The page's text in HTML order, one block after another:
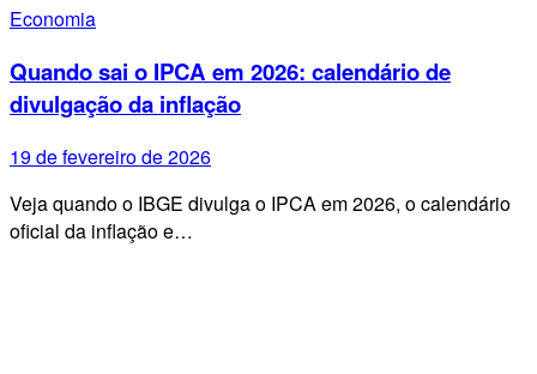
Economia
Quando sai o IPCA em 2026: calendário de
divulgação da inflação
19 de fevereiro de 2026
Veja quando o IBGE divulga o IPCA em 2026, o calendário
oficial da inflação e…